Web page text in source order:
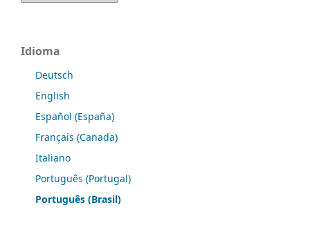
Idioma
Deutsch
English
Español (España)
Français (Canada)
Italiano
Português (Portugal)
Português (Brasil)